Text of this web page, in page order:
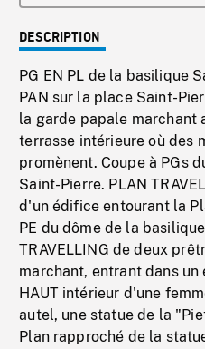
DESCRIPTION
PG EN PL de la basilique
PAN sur la place Saint-
la garde papale marchant
terrasse intérieure où des
promènent. Coupe à PGs
Saint-Pierre. PLAN
d'un édifice entourant la
PE du dôme de la
TRAVELLING de deux
marchant, entrant dans un
HAUT intérieur d'une
autel, une statue de la
Plan rapproché de la